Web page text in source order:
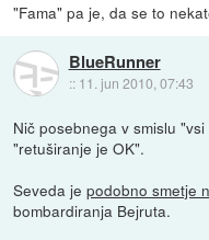
"Fama" pa je, da se to
BlueRunner
:: 11. jun 2010, 07:43
Nič posebnega v smislu
"retuširanje je OK".
Seveda jepodobno smetje
bombardiranja Bejruta.